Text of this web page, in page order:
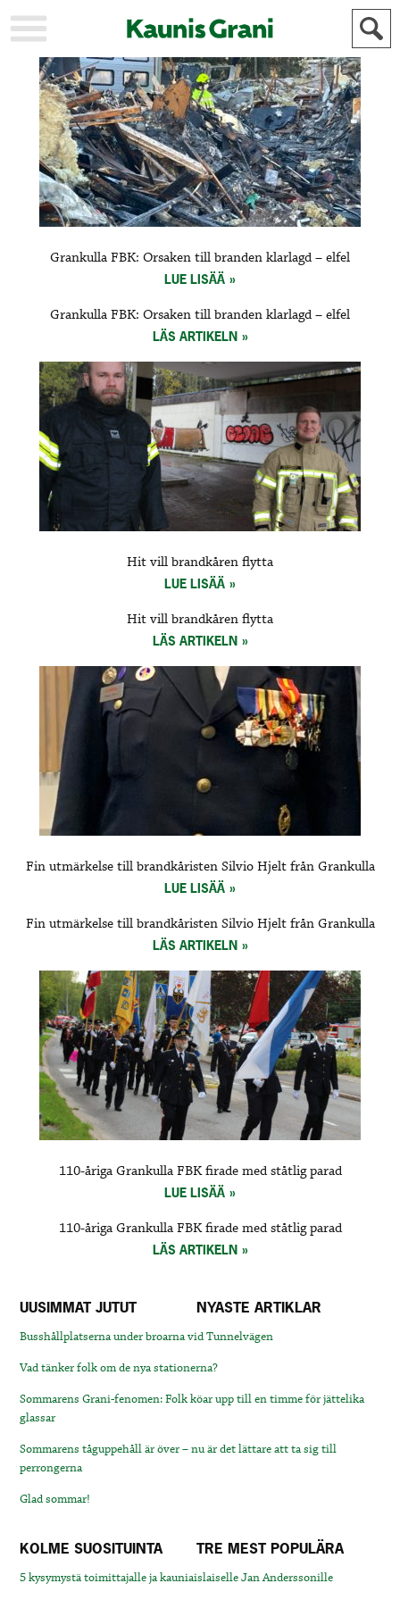
KAUPUNKI
STADEN
AJANKOHTAISTA
AKTUELLT
URHEILU
IDROTT
KULTTUURI
KULTUR
HISTORIA
HISTORIA
YLEINEN
ALLMÄN
MAINOSTAJILLE
FÖR
ANNONSÖRER
Grankulla FBK: Orsaken till branden klarlagd – elfel
LUE LISÄÄ
Grankulla FBK: Orsaken till branden klarlagd – elfel
LÄS ARTIKELN
Hit vill brandkåren flytta
LUE LISÄÄ
Hit vill brandkåren flytta
LÄS ARTIKELN
Fin utmärkelse till brandkåristen Silvio Hjelt från Grankulla
LUE LISÄÄ
Fin utmärkelse till brandkåristen Silvio Hjelt från Grankulla
LÄS ARTIKELN
110-åriga Grankulla FBK firade med ståtlig parad
LUE LISÄÄ
110-åriga Grankulla FBK firade med ståtlig parad
LÄS ARTIKELN
UUSIMMAT JUTUT NYASTE ARTIKLAR
Busshållplatserna under broarna vid Tunnelvägen
Vad tänker folk om de nya stationerna?
Sommarens Grani-fenomen: Folk köar upp till en timme för jättelika
glassar
Sommarens tåguppehåll är över – nu är det lättare att ta sig till
perrongerna
Glad sommar!
KOLME SUOSITUINTA TRE MEST POPULÄRA
5 kysymystä toimittajalle ja kauniaislaiselle Jan Anderssonille